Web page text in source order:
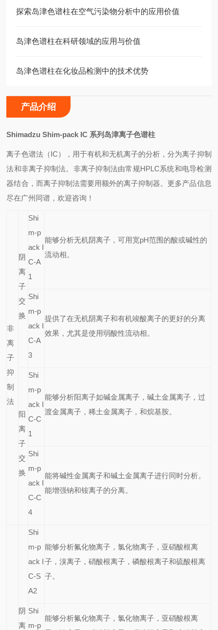
探索岛津色谱柱在空气污染物分析中的应用价值
岛津色谱柱在科研领域的应用与价值
岛津色谱柱在化妆品检测中的技术优势
产品介绍
Shimadzu Shim-pack IC 系列岛津离子色谱柱
离子色谱法（IC），用于有机和无机离子的分析，分为离子抑制
法和非离子抑制法。非离子抑制法由常规HPLC系统和电导检测
器结合，而离子抑制法需要用额外的离子抑制器。更多产品信息
尽在广州同谱，欢迎咨询！
非
离
子
抑
制
法
阴
离
子
交
换
Shi
m-p
ack I
C-A
1
能够分析无机阴离子，可用宽pH范围的酸或碱性的
流动相。
Shi
m-p
ack I
C-A
3
提供了在无机阴离子和有机竣酸离子的更好的分离
效果，尤其是使用弱酸性流动相。
阳
离
子
交
换
Shi
m-p
ack I
C-C
1
能够分析阳离子如碱金属离子，碱土金属离子，过
渡金属离子，稀土金属离子，和烷基胺。
Shi
m-p
ack I
C-C
4
能将碱性金属离子和碱土金属离子进行同时分析。
能增强钠和铵离子的分离。
阴
离
Shi
m-p
ack I
C-S
A2
能够分析氟化物离子，氯化物离子，亚硝酸根离
子，溴离子，硝酸根离子，磷酸根离子和硫酸根离
子。
Shi
m-p
能够分析氟化物离子，氯化物离子，亚硝酸根离